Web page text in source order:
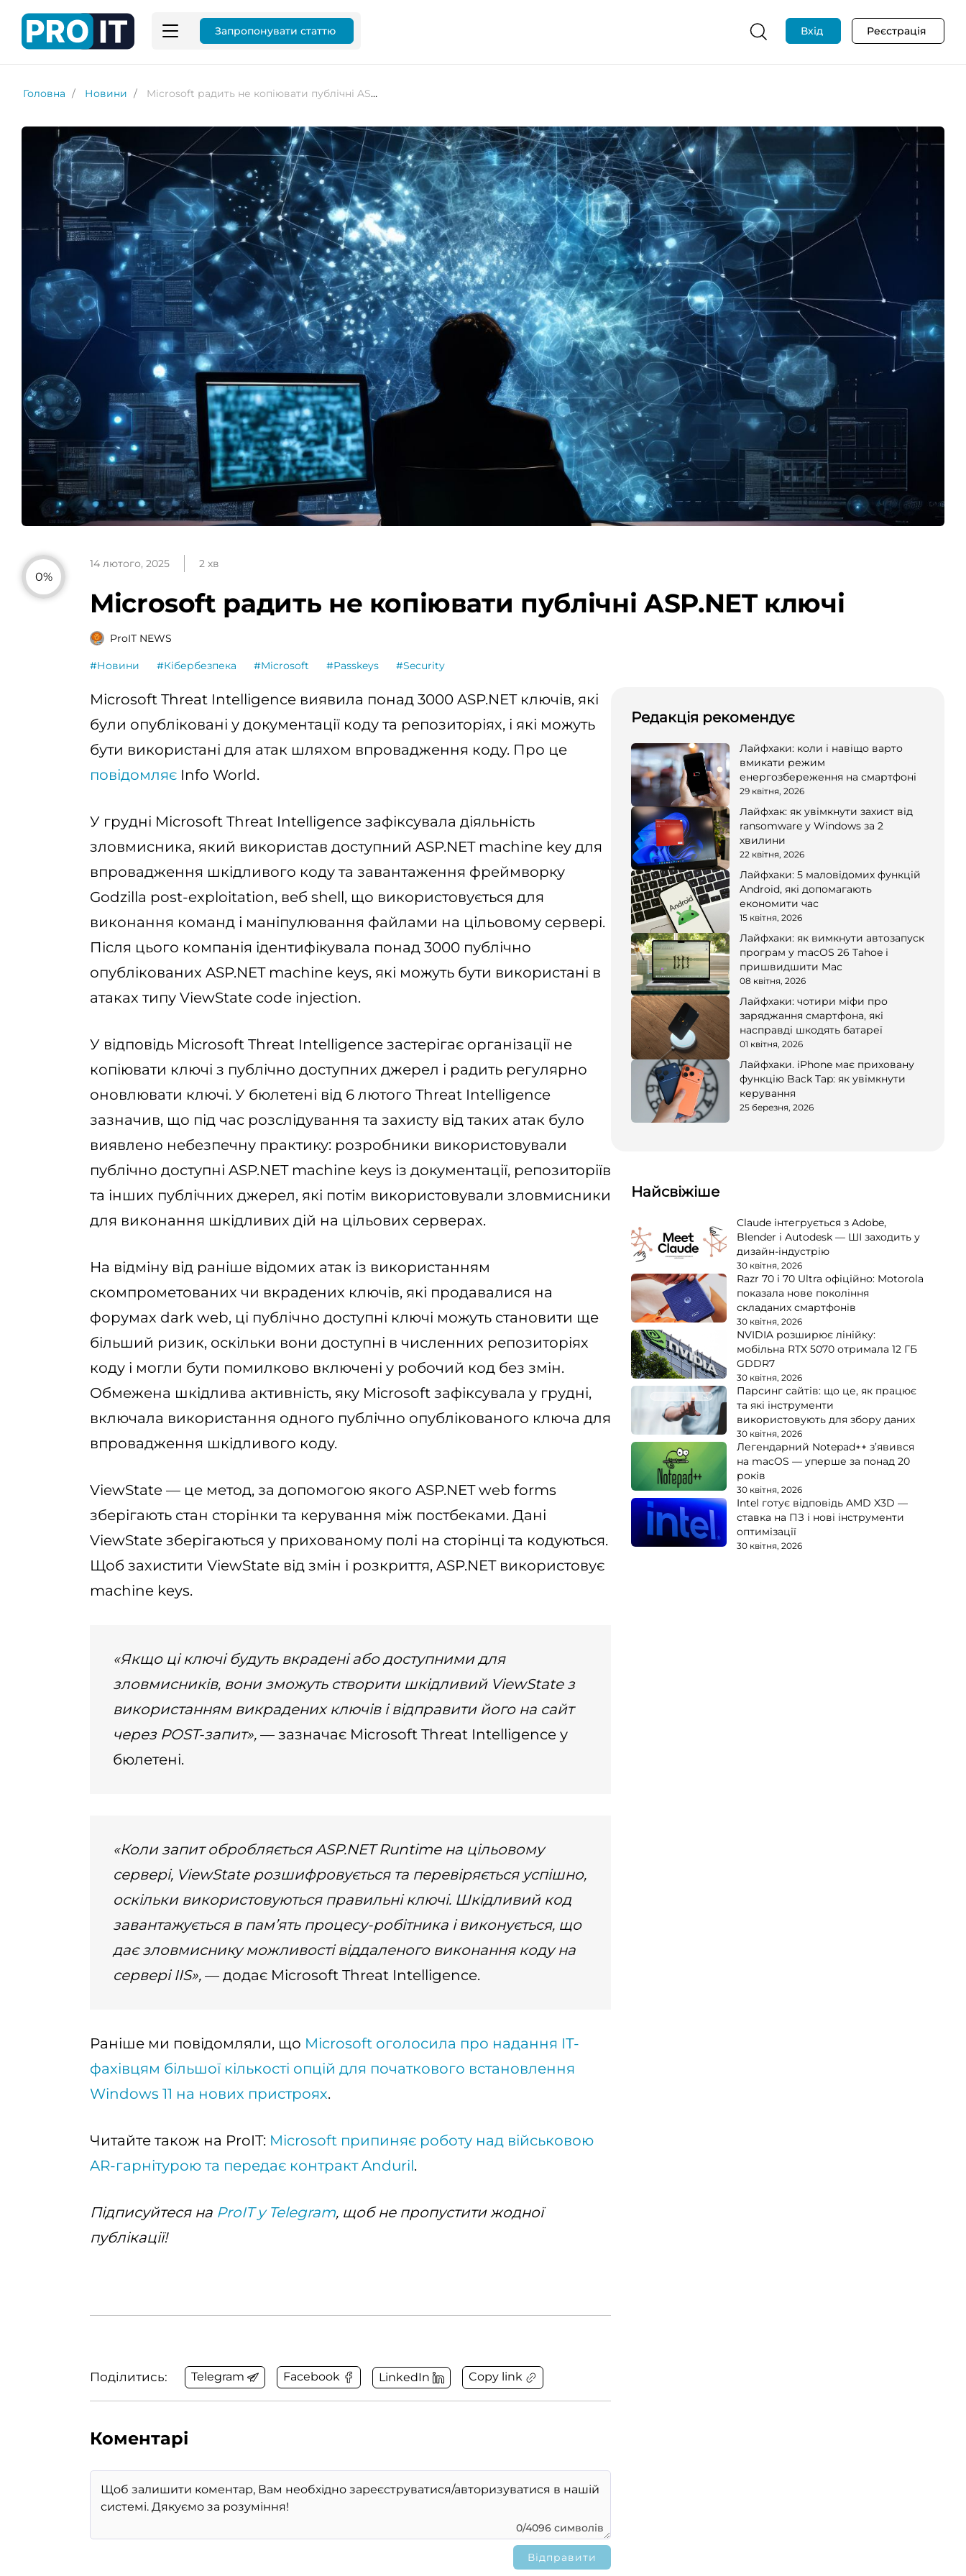
Запропонувати статтю Вхід Реєстрація
Головна Новини Microsoft радить не копіювати публічні ASP.NET ключі
0%
14 лютого, 2025 2 хв
Microsoft радить не копіювати публічні ASP.NET ключі
ProIT NEWS
#Новини #Кібербезпека #Microsoft #Passkeys #Security
Microsoft Threat Intelligence виявила понад 3000 ASP.NET ключів, які
були опубліковані у документації коду та репозиторіях, і які можуть
бути використані для атак шляхом впровадження коду. Про це
повідомляє Info World.
У грудні Microsoft Threat Intelligence зафіксувала діяльність
зловмисника, який використав доступний ASP.NET machine key для
впровадження шкідливого коду та завантаження фреймворку
Godzilla post-exploitation, веб shell, що використовується для
виконання команд і маніпулювання файлами на цільовому сервері.
Після цього компанія ідентифікувала понад 3000 публічно
опублікованих ASP.NET machine keys, які можуть бути використані в
атаках типу ViewState code injection.
У відповідь Microsoft Threat Intelligence застерігає організації не
копіювати ключі з публічно доступних джерел і радить регулярно
оновлювати ключі. У бюлетені від 6 лютого Threat Intelligence
зазначив, що під час розслідування та захисту від таких атак було
виявлено небезпечну практику: розробники використовували
публічно доступні ASP.NET machine keys із документації, репозиторіїв
та інших публічних джерел, які потім використовували зловмисники
для виконання шкідливих дій на цільових серверах.
На відміну від раніше відомих атак із використанням
скомпрометованих чи вкрадених ключів, які продавалися на
форумах dark web, ці публічно доступні ключі можуть становити ще
більший ризик, оскільки вони доступні в численних репозиторіях
коду і могли бути помилково включені у робочий код без змін.
Обмежена шкідлива активність, яку Microsoft зафіксувала у грудні,
включала використання одного публічно опублікованого ключа для
впровадження шкідливого коду.
ViewState — це метод, за допомогою якого ASP.NET web forms
зберігають стан сторінки та керування між постбеками. Дані
ViewState зберігаються у прихованому полі на сторінці та кодуються.
Щоб захистити ViewState від змін і розкриття, ASP.NET використовує
machine keys.
«Якщо ці ключі будуть вкрадені або доступними для
зловмисників, вони зможуть створити шкідливий ViewState з
використанням викрадених ключів і відправити його на сайт
через POST-запит», — зазначає Microsoft Threat Intelligence у
бюлетені.
«Коли запит обробляється ASP.NET Runtime на цільовому
сервері, ViewState розшифровується та перевіряється успішно,
оскільки використовуються правильні ключі. Шкідливий код
завантажується в пам’ять процесу-робітника і виконується, що
дає зловмиснику можливості віддаленого виконання коду на
сервері IIS», — додає Microsoft Threat Intelligence.
Раніше ми повідомляли, що Microsoft оголосила про надання ІТ-
фахівцям більшої кількості опцій для початкового встановлення
Windows 11 на нових пристроях.
Читайте також на ProIT: Microsoft припиняє роботу над військовою
AR-гарнітурою та передає контракт Anduril.
Підписуйтеся на ProIT у Telegram, щоб не пропустити жодної
публікації!
Поділитись: Telegram Facebook LinkedIn Copy link
Коментарі
0/4096 символів
Редакція рекомендує
Лайфхаки: коли і навіщо варто
вмикати режим
енергозбереження на смартфоні
29 квітня, 2026
Лайфхак: як увімкнути захист від
ransomware у Windows за 2
хвилини
22 квітня, 2026
Лайфхаки: 5 маловідомих функцій
Android, які допомагають
економити час
15 квітня, 2026
Лайфхаки: як вимкнути автозапуск
програм у macOS 26 Tahoe і
пришвидшити Mac
08 квітня, 2026
Лайфхаки: чотири міфи про
заряджання смартфона, які
насправді шкодять батареї
01 квітня, 2026
Лайфхаки. iPhone має приховану
функцію Back Tap: як увімкнути
керування
25 березня, 2026
Найсвіжіше
Claude інтегрується з Adobe,
Blender і Autodesk — ШІ заходить у
дизайн-індустрію
30 квітня, 2026
Razr 70 і 70 Ultra офіційно: Motorola
показала нове покоління
складаних смартфонів
30 квітня, 2026
NVIDIA розширює лінійку:
мобільна RTX 5070 отримала 12 ГБ
GDDR7
30 квітня, 2026
Парсинг сайтів: що це, як працює
та які інструменти
використовують для збору даних
30 квітня, 2026
Легендарний Notepad++ з’явився
на macOS — уперше за понад 20
років
30 квітня, 2026
Intel готує відповідь AMD X3D —
ставка на ПЗ і нові інструменти
оптимізації
30 квітня, 2026